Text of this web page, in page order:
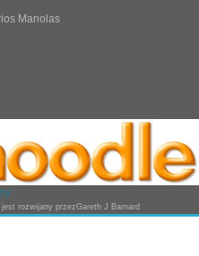
Manolas
jest rozwijany przezGareth J Barnard